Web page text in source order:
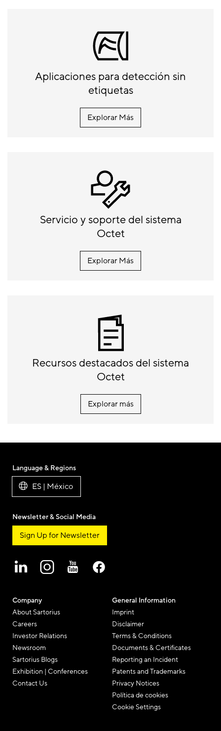
Aplicaciones para detección sin
etiquetas
Explorar Más
Servicio y soporte del sistema
Octet
Explorar Más
Recursos destacados del sistema
Octet
Explorar más
Company
About Sartorius
Careers
Investor Relations
Newsroom
Sartorius Blogs
Exhibition | Conferences
Contact Us
General Information
Imprint
Disclaimer
Terms & Conditions
Documents & Certificates
Reporting an Incident
Patents and Trademarks
Privacy Notices
Política de cookies
Cookie Settings
Language & Regions
ES | México
Newsletter & Social Media
Sign Up for Newsletter